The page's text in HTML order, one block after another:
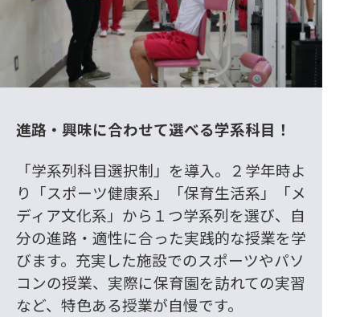
進路・興味に合わせて選べる学系科目！
「学系列科目選択制」を導入。２学年時よ
り「スポーツ健康系」「保育生活系」「メ
ディア文化系」から１つ学系列を選び、自
分の進路・適性に合った実践的な授業を学
びます。充実した施設でのスポーツやパソ
コンの授業、実際に保育園を訪れての実習
など、特色ある授業が自慢です。